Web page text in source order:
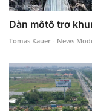
Dàn môtô trơ
Tomas Kauer - News